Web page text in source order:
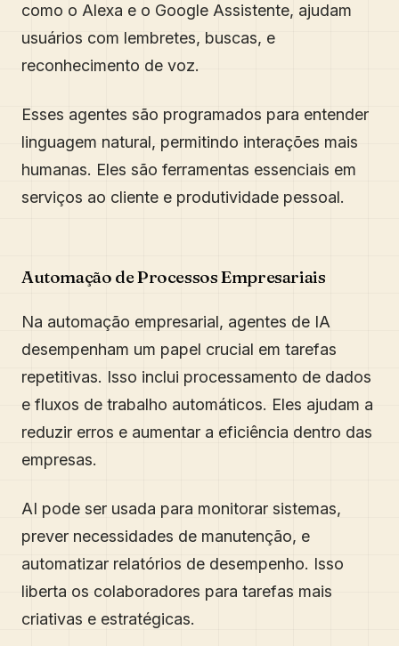
como o Alexa e o Google Assistente, ajudam
usuários com lembretes, buscas, e
reconhecimento de voz.
Esses agentes são programados para entender
linguagem natural, permitindo interações mais
humanas. Eles são ferramentas essenciais em
serviços ao cliente e produtividade pessoal.
Automação de Processos Empresariais
Na automação empresarial, agentes de IA
desempenham um papel crucial em tarefas
repetitivas. Isso inclui processamento de dados
e fluxos de trabalho automáticos. Eles ajudam a
reduzir erros e aumentar a eficiência dentro das
empresas.
AI pode ser usada para monitorar sistemas,
prever necessidades de manutenção, e
automatizar relatórios de desempenho. Isso
liberta os colaboradores para tarefas mais
criativas e estratégicas.